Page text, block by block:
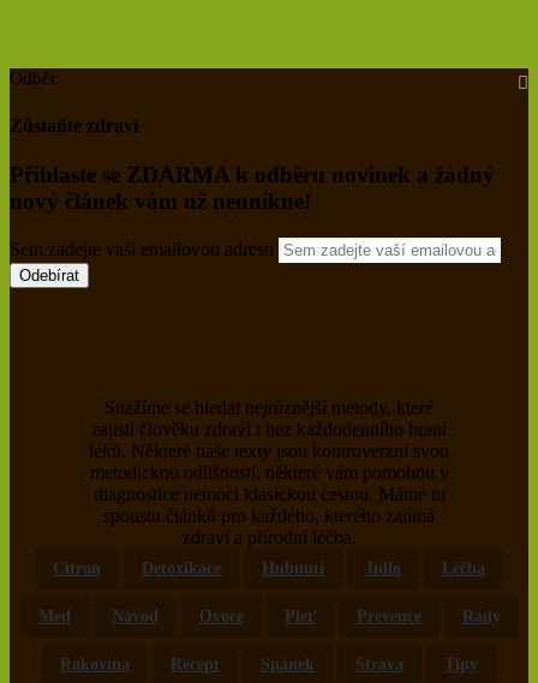
Odběr
Zůstaňte zdraví
Přihlaste se ZDARMA k odběru novinek a žádný
nový článek vám už neunikne!
Sem zadejte vaší emailovou adresu
Snažíme se hledat nejrůznější metody, které
zajistí člověku zdraví i bez každodenního braní
léků. Některé naše texty jsou kontroverzní svou
metodickou odlišností, některé vám pomohou v
diagnostice nemoci klasickou cestou. Máme tu
spoustu článků pro každého, kterého zajímá
zdraví a přírodní léčba.
Citron Detoxikace Hubnutí Jídlo Léčba
Med Návod Ovoce Pleť Prevence Rady
Rakovina Recept Spánek Strava Tipy